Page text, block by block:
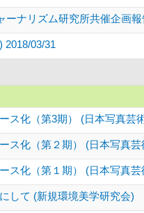
ナリズム研究所共催企画
2018/03/31
ス化（第3期） (日本写真
ス化（第２期） (日本写真
化（第１期） (日本写真
して (新規環境美学研究会)